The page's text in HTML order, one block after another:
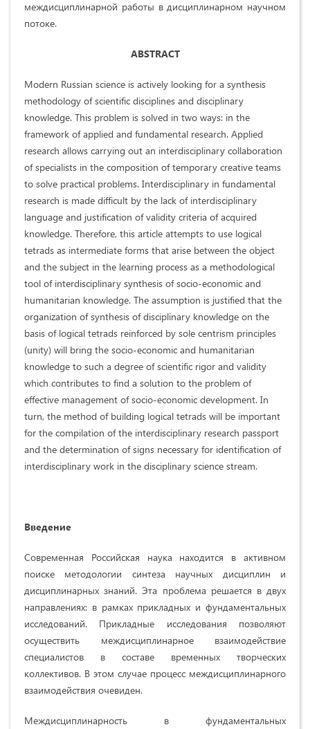
междисциплинарной работы в дисциплинарном научном
потоке.
ABSTRACT
Modern Russian science is actively looking for a synthesis
methodology of scientific disciplines and disciplinary
knowledge. This problem is solved in two ways: in the
framework of applied and fundamental research. Applied
research allows carrying out an interdisciplinary collaboration
of specialists in the composition of temporary creative teams
to solve practical problems. Interdisciplinary in fundamental
research is made difficult by the lack of interdisciplinary
language and justification of validity criteria of acquired
knowledge. Therefore, this article attempts to use logical
tetrads as intermediate forms that arise between the object
and the subject in the learning process as a methodological
tool of interdisciplinary synthesis of socio-economic and
humanitarian knowledge. The assumption is justified that the
organization of synthesis of disciplinary knowledge on the
basis of logical tetrads reinforced by sole centrism principles
(unity) will bring the socio-economic and humanitarian
knowledge to such a degree of scientific rigor and validity
which contributes to find a solution to the problem of
effective management of socio-economic development. In
turn, the method of building logical tetrads will be important
for the compilation of the interdisciplinary research passport
and the determination of signs necessary for identification of
interdisciplinary work in the disciplinary science stream.
Введение
Современная Российская наука находится в активном
поиске методологии синтеза научных дисциплин и
дисциплинарных знаний. Эта проблема решается в двух
направлениях: в рамках прикладных и фундаментальных
исследований. Прикладные исследования позволяют
осуществить междисциплинарное взаимодействие
специалистов в составе временных творческих
коллективов. В этом случае процесс междисциплинарного
взаимодействия очевиден.
Междисциплинарность в фундаментальных